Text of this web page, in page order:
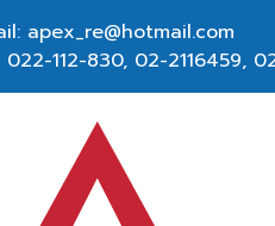
apex_re@hotmail.com
022-112-830, 02-2116459,